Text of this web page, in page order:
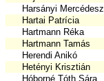
Harsányi Mercédesz
Hartai Patrícia
Hartmann Réka
Hartmann Tamás
Herendi Anikó
Hetényi Krisztián
Hóborné Tóth Sára